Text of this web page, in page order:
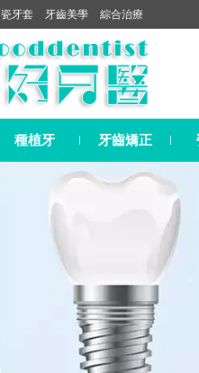
瓷牙套 牙齒美學 綜合治療
種植牙 牙齒矯正